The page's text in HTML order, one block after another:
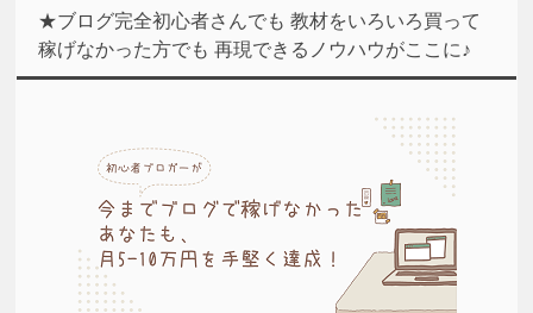
★ブログ完全初心者さんでも 教材をいろいろ買って
稼げなかった方でも 再現できるノウハウがここに♪